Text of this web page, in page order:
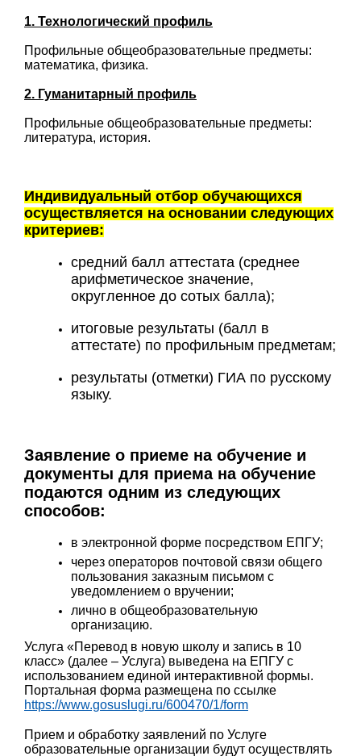
1. Технологический профиль
Профильные общеобразовательные предметы:
математика, физика.
2. Гуманитарный профиль
Профильные общеобразовательные предметы:
литература, история.
Индивидуальный отбор обучающихся
осуществляется на основании следующих
критериев:
средний балл аттестата (среднее
арифметическое значение,
округленное до сотых балла);
итоговые результаты (балл в
аттестате) по профильным предметам;
результаты (отметки) ГИА по русскому
языку.
Заявление о приеме на обучение и
документы для приема на обучение
подаются одним из следующих
способов:
в электронной форме посредством ЕПГУ;
через операторов почтовой связи общего
пользования заказным письмом с
уведомлением о вручении;
лично в общеобразовательную
организацию.
Услуга «Перевод в новую школу и запись в 10
класс» (далее – Услуга) выведена на ЕПГУ с
использованием единой интерактивной формы.
Портальная форма размещена по ссылке
https://www.gosuslugi.ru/600470/1/form
Прием и обработку заявлений по Услуге
образовательные организации будут осуществлять